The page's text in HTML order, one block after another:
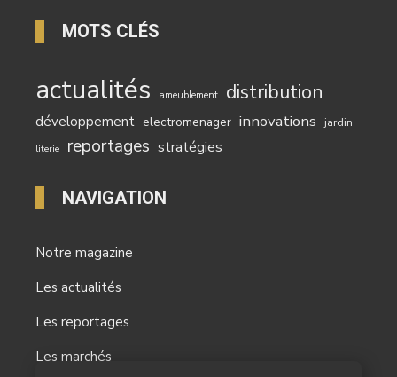
MOTS CLÉS
actualités ameublement distribution
développement electromenager innovations jardin
literie reportages stratégies
NAVIGATION
Notre magazine
Les actualités
Les reportages
Les marchés